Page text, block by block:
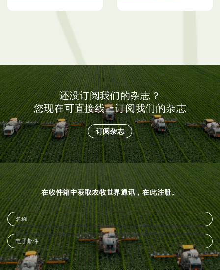
还没订阅我们的杂志？
您现在可直接线上订阅我们的杂志
订阅杂志
在收件箱中获取农牧世界通讯，在此注册。